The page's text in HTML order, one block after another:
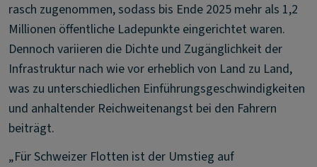
rasch zugenommen, sodass bis Ende 2025 mehr als 1,2
Millionen öffentliche Ladepunkte eingerichtet waren.
Dennoch variieren die Dichte und Zugänglichkeit der
Infrastruktur nach wie vor erheblich von Land zu Land,
was zu unterschiedlichen Einführungsgeschwindigkeiten
und anhaltender Reichweitenangst bei den Fahrern
beiträgt.
„Für Schweizer Flotten ist der Umstieg auf